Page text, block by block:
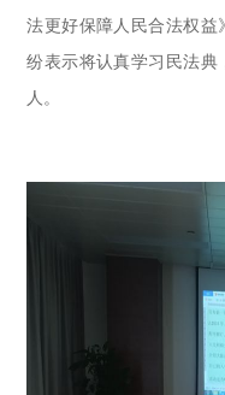
法更好保障人民合法权益
纷表示将认真学习民法典
人。